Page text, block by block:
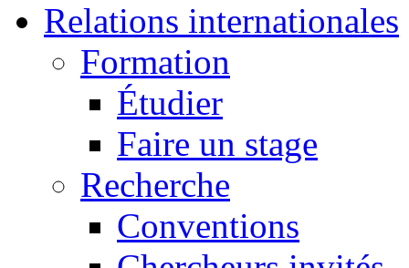
Relations internationales
Formation
Étudier
Faire un stage
Recherche
Conventions